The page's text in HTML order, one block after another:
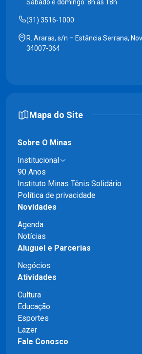
Sábado e domingo: 8h às 18h
(31) 3516-1000
R. Araras, s/n – Estância Serrana,
34007-364
Mapa do Site
Sobre O Minas
Institucional
90 Anos
Instituto Minas Tênis Solidário
Política de privacidade
Novidades
Agenda
Notícias
Aluguel e Parcerias
Negócios
Atividades
Cultura
Educação
Esportes
Lazer
Fale Conosco